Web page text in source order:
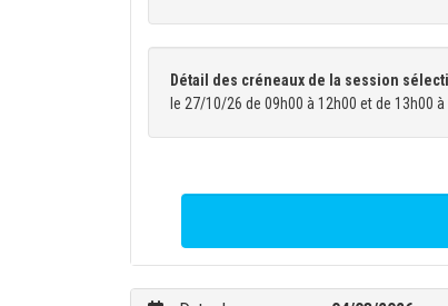
Détail des créneaux de la session
le 27/10/26 de 09h00 à 12h00 et de 13h00 à